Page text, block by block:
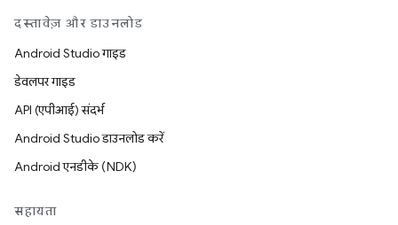
दस्तावेज़ और डाउनलोड
Android Studio गाइड
डेवलपर गाइड
API (एपीआई) संदर्भ
Android Studio डाउनलोड करें
Android एनडीके (NDK)
सहायता